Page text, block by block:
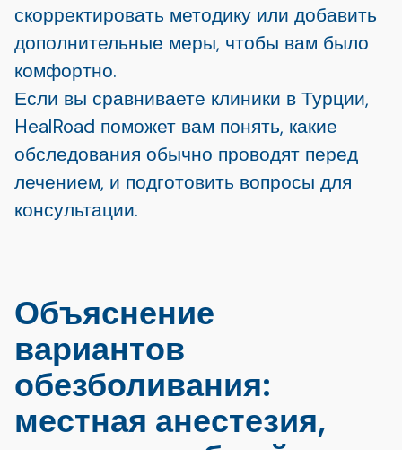
скорректировать методику или добавить
дополнительные меры, чтобы вам было
комфортно.
Если вы сравниваете клиники в Турции,
HealRoad поможет вам понять, какие
обследования обычно проводят перед
лечением, и подготовить вопросы для
консультации.
Объяснение
вариантов
обезболивания:
местная анестезия,